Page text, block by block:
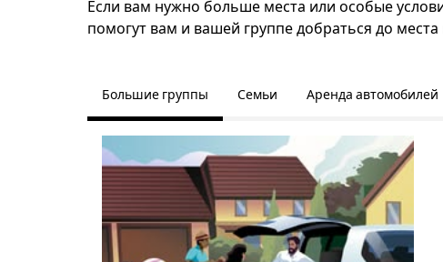
Если вам нужно больше места или особые
помогут вам и вашей группе добраться до места
Большие группы Семьи Аренда автомобилей